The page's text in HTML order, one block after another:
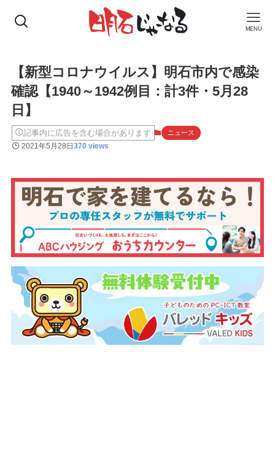
MENU
【新型コロナウイルス】明石市内で感染
確認【1940～1942例目：計3件・5月28
日】
記事内に広告を含む場合があります ニュース
2021年5月28日370 views